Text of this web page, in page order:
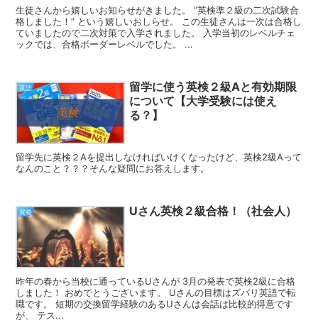
生徒さんから嬉しいお知らせがきました。 ”英検準２級の二次試験合
格しました！” という嬉しいおしらせ。 この生徒さんは一次は合格し
ていましたので二次対策で入学されました。 入学当初のレベルチェ
ックでは、合格ボーダーレベルでした。 ...
英語
留学に使う英検２級Aと有効期限
について【大学受験には使え
る？】
留学先に英検２Aを提出しなければいけくなったけど、英検2級Aって
なんのこと？？？そんな疑問にお答えします。
資格 Uさん英検２級合格！（社会人）
昨年の春から当校に通っているUさんが 3月の発表で英検2級に合格
しました！ おめでとうございます。 Uさんの目標はズバリ英語で転
職です。 短期の交換留学経験のあるUさんは会話は比較的得意です
が、 テス...